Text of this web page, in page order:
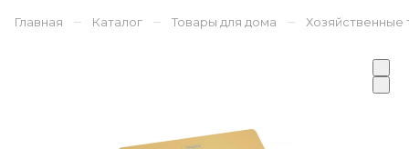
Главная – Каталог – Товары для дома – Хозяйственные